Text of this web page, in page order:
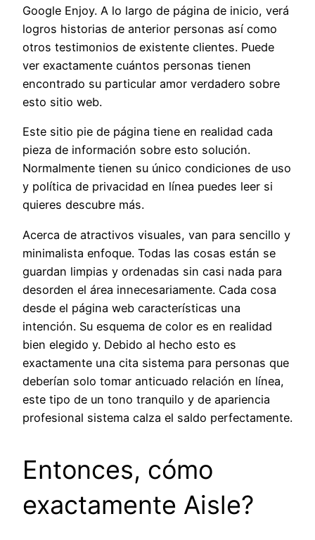
Google Enjoy. A lo largo de página de inicio, verá
logros historias de anterior personas así como
otros testimonios de existente clientes. Puede
ver exactamente cuántos personas tienen
encontrado su particular amor verdadero sobre
esto sitio web.
Este sitio pie de página tiene en realidad cada
pieza de información sobre esto solución.
Normalmente tienen su único condiciones de uso
y política de privacidad en línea puedes leer si
quieres descubre más.
Acerca de atractivos visuales, van para sencillo y
minimalista enfoque. Todas las cosas están se
guardan limpias y ordenadas sin casi nada para
desorden el área innecesariamente. Cada cosa
desde el página web características una
intención. Su esquema de color es en realidad
bien elegido y. Debido al hecho esto es
exactamente una cita sistema para personas que
deberían solo tomar anticuado relación en línea,
este tipo de un tono tranquilo y de apariencia
profesional sistema calza el saldo perfectamente.
Entonces, cómo
exactamente Aisle?